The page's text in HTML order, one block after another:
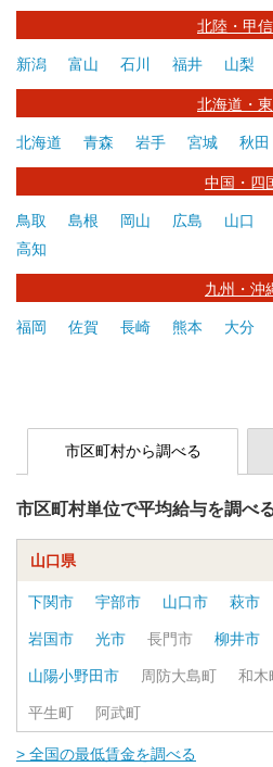
北陸・甲
新潟 富山 石川 福井 山梨
北海道・
北海道 青森 岩手 宮城 秋田
中国・四
鳥取 島根 岡山 広島 山口
高知
九州・沖
福岡 佐賀 長崎 熊本 大分
市区町村から調べる
市区町村単位で平均給与を調べ
山口県
下関市 宇部市 山口市 萩市
岩国市 光市 長門市 柳井市
山陽小野田市 周防大島町 和木
平生町 阿武町
> 全国の最低賃金を調べる